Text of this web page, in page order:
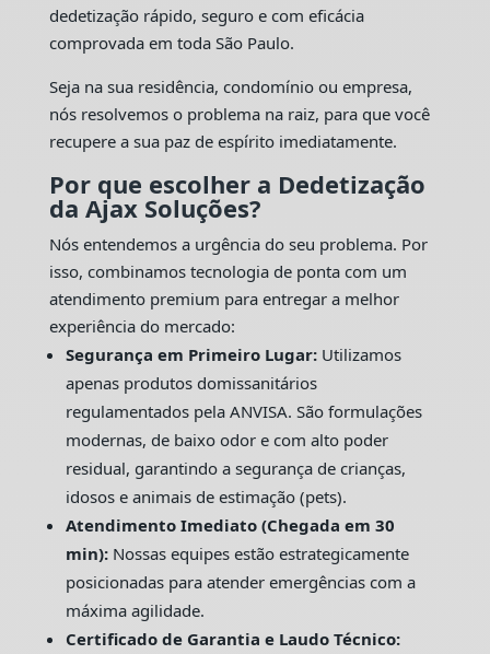
dedetização rápido, seguro e com eficácia
comprovada em toda São Paulo.
Seja na sua residência, condomínio ou empresa,
nós resolvemos o problema na raiz, para que você
recupere a sua paz de espírito imediatamente.
Por que escolher a Dedetização
da Ajax Soluções?
Nós entendemos a urgência do seu problema. Por
isso, combinamos tecnologia de ponta com um
atendimento premium para entregar a melhor
experiência do mercado:
Segurança em Primeiro Lugar:Utilizamos
apenas produtos domissanitários
regulamentados pela ANVISA. São formulações
modernas, de baixo odor e com alto poder
residual, garantindo a segurança de crianças,
idosos e animais de estimação (pets).
Atendimento Imediato (Chegada em 30
min):Nossas equipes estão estrategicamente
posicionadas para atender emergências com a
máxima agilidade.
Certificado de Garantia e Laudo Técnico: